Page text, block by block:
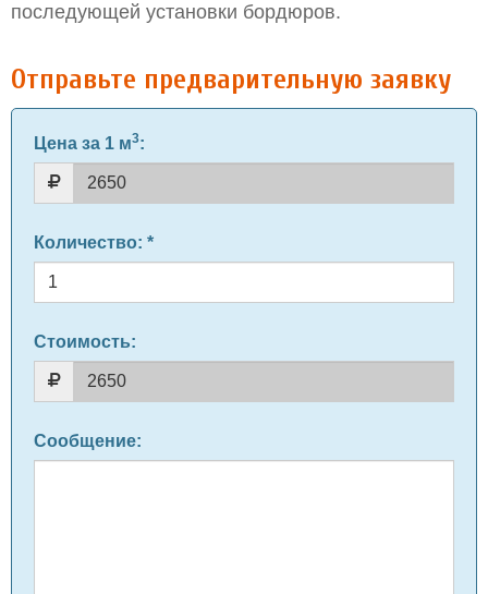
последующей установки бордюров.
Отправьте предварительную заявку
Цена за 1 м3:
Количество: *
Стоимость:
Сообщение: